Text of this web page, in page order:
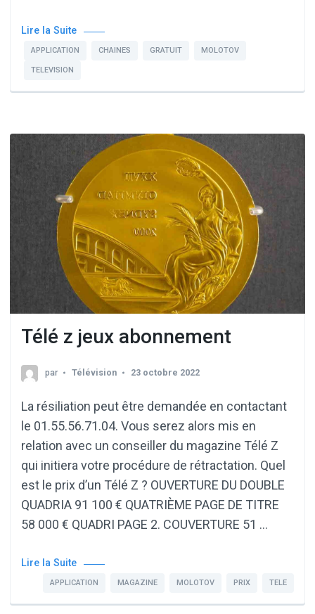
Lire la Suite
APPLICATION CHAINES GRATUIT MOLOTOV
TELEVISION
Télé z jeux abonnement
par Télévision 23 octobre 2022
La résiliation peut être demandée en contactant
le 01.55.56.71.04. Vous serez alors mis en
relation avec un conseiller du magazine Télé Z
qui initiera votre procédure de rétractation. Quel
est le prix d’un Télé Z ? OUVERTURE DU DOUBLE
QUADRIA 91 100 € QUATRIÈME PAGE DE TITRE
58 000 € QUADRI PAGE 2. COUVERTURE 51 …
Lire la Suite
APPLICATION MAGAZINE MOLOTOV PRIX TELE